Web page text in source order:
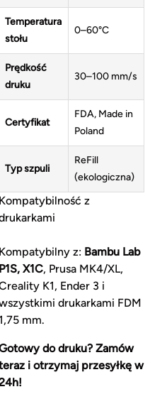
Temperatura
stołu
0–60°C
Prędkość
druku
30–100 mm/s
Certyfikat
FDA, Made in
Poland
Typ szpuli
ReFill
(ekologiczna)
Kompatybilność z
Kompatybilny z: Bambu Lab
P1S, X1C, Prusa MK4/XL,
K1, Ender 3 i
drukarkami FDM
1,75 mm.
do druku? Zamów
i otrzymaj przesyłkę w